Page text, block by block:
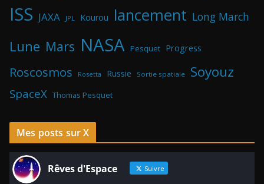
ISS JAXA JPL Kourou lancement Long March
Lune Mars NASA Pesquet Progress
Roscosmos Rosetta Russie Sortie spatiale Soyouz
SpaceX Thomas Pesquet
Mes posts sur X
Rêves d'Espace Suivre